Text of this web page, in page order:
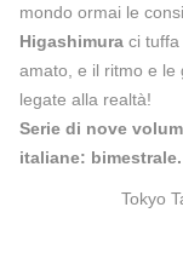
mondo ormai le
Higashimura ci
amato, e il ritmo e le
legate alla realtà!
Serie di nove
italiane: bimestrale.
Tokyo